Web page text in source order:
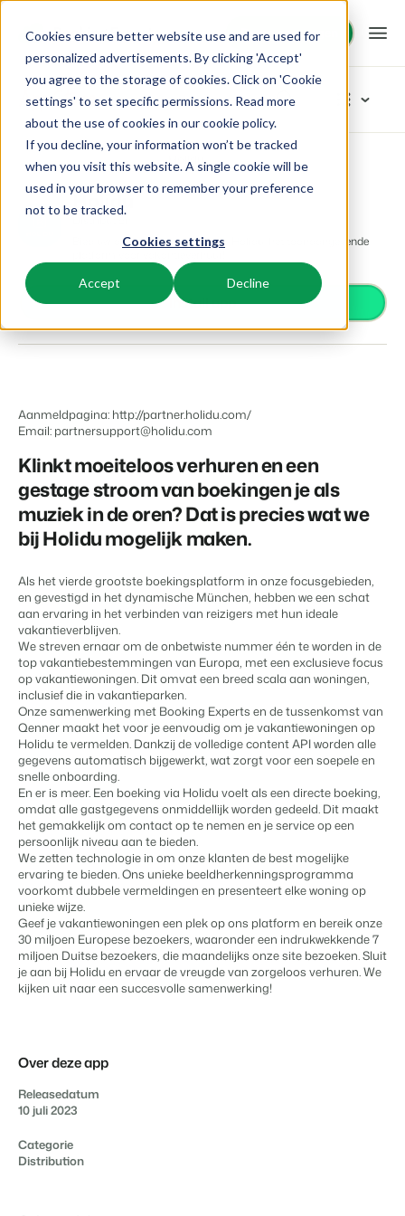
Cookies ensure better website use and are used for
personalized advertisements. By clicking 'Accept'
you agree to the storage of cookies. Click on 'Cookie
settings' to set specific permissions. Read more
about the use of cookies in our cookie policy.
If you decline, your information won’t be tracked
when you visit this website. A single cookie will be
used in your browser to remember your preference
not to be tracked.
Cookies settings
Accept Decline
Demo aanvragen
Demo aanvragen
Platform
BEX PMS
Reserveringssysteem
Beheer alle back office processen.
Adverteer jouw aanbod op een mix van kanalen.
Business Intelligence
Maak betere keuzes op basis van data.
Eigenaren Management
Bied transparantie aan eigenaren.
Heb je al een website? Integratie is mogelijk.
Overstappen naar BEX
Klaar om te groeien?
BEX CMS
Verhuurwebsite
Breng je merk tot leven met onze websitebouwer.
Vastgoedwebsite
Genereer leads voor jouw verkoopobjecten.
BEX Linguist
Begroet gasten in hun eigen taal.
Marketing
Online Marketing
Recreatief Vastgoedmarketing
Jouw project uitverkocht in een mum van tijd.
Booking Analytics
Oplossingen
Booking Experts voor:
Villa's, bungalows, chalets en boomhutten.
Hotelkamers, appartementen, B&Bs en pensions.
Campings
Kampeerplaatsen, glamping tenten en caravans.
Concerns & Groepen
Ketens en individuele merken.
Exclusieve verhuur en resellers.
Projectontwikkelaars
Vastgoed en nieuwbouwprojecten.
Kleinschalige recreatiebedrijven
Vakantieboerderijen, appartementen en boetiekhotels
Dankzij Booking Experts
kunnen we ons volledig
Resources
Kennis
BEX Educate | Pro
Blijven leren, blijven leiden in de recreatie.
Blog
Ervaringen
Ervaringen van onze gebruikers.
Customer Success
Krijg antwoord op jouw vragen.
Developers
Ontwikkel jouw oplossing met onze open API.
Overstappen naar BEX
Klaar om te groeien?
Partners
Samen transformeren wij de recreatiebranche.
Onboarding
Samen van start. Vandaag nog.
Events
Van thema trainingen tot kennisevents.
Trust Center
Over ons
Customer Success Team
Vacatures
Prijzen
Klantverhalen
Voor campings
Login
Prijzen
App Store
Blader door de categorieën
Toegangscontrole
Betaalproviders
Ontvang betalingen
Distributie
Plaats je aanbod op een mix van kanalen
Gasttechnologie
Verbeter de gastbeleving
Content Management
Integreer met elk CMS
Stroomlijn je processen
Revenue Management
Optimaliseer jouw prijsbeleid
Compliance
Zorgeloos zaken doen volgens wetgeving
Boekhouding
Houd de boeken in balans
Kassasystemen
Voeg jouw kassasysteem en PMS samen
Communicatie
Organiseer je gastcommunicatie
Energiesystemen
Houd het energieverbruik in de gaten
Mis je een app?
APPS
Neem contact op met onze
consultants om te zien wat er
mogelijk is.
Contact sales Request demo
App Store Distribution Holidu
Holidu
Bied uw accommodatie aan op Holidu, het toonaangevende
Install app
Aanmeldpagina: http://partner.holidu.com/
Email: partnersupport@holidu.com
Klinkt moeiteloos verhuren en een
gestage stroom van boekingen je als
muziek in de oren? Dat is precies wat we
bij Holidu mogelijk maken.
Als het vierde grootste boekingsplatform in onze focusgebieden,
en gevestigd in het dynamische München, hebben we een schat
aan ervaring in het verbinden van reizigers met hun ideale
vakantieverblijven.
We streven ernaar om de onbetwiste nummer één te worden in de
top vakantiebestemmingen van Europa, met een exclusieve focus
op vakantiewoningen. Dit omvat een breed scala aan woningen,
inclusief die in vakantieparken.
Onze samenwerking met Booking Experts en de tussenkomst van
Qenner maakt het voor je eenvoudig om je vakantiewoningen op
Holidu te vermelden. Dankzij de volledige content API worden alle
gegevens automatisch bijgewerkt, wat zorgt voor een soepele en
snelle onboarding.
En er is meer. Een boeking via Holidu voelt als een directe boeking,
omdat alle gastgegevens onmiddellijk worden gedeeld. Dit maakt
het gemakkelijk om contact op te nemen en je service op een
persoonlijk niveau aan te bieden.
We zetten technologie in om onze klanten de best mogelijke
ervaring te bieden. Ons unieke beeldherkenningsprogramma
voorkomt dubbele vermeldingen en presenteert elke woning op
unieke wijze.
Geef je vakantiewoningen een plek op ons platform en bereik onze
30 miljoen Europese bezoekers, waaronder een indrukwekkende 7
miljoen Duitse bezoekers, die maandelijks onze site bezoeken. Sluit
je aan bij Holidu en ervaar de vreugde van zorgeloos verhuren. We
kijken uit naar een succesvolle samenwerking!
Over deze app
Releasedatum
10 juli 2023
Categorie
Distribution